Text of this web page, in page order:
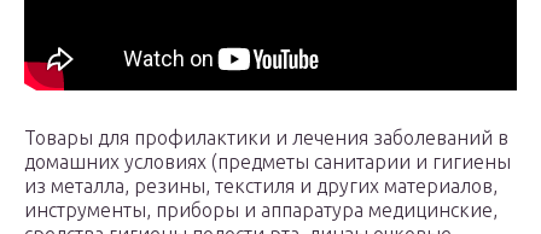
Товары для профилактики и лечения заболеваний в
домашних условиях (предметы санитарии и гигиены
из металла, резины, текстиля и других материалов,
инструменты, приборы и аппаратура медицинские,